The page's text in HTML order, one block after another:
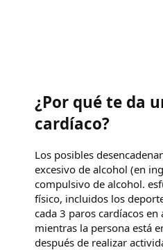
¿Por qué te da
cardíaco?
Los posibles
excesivo de alcohol (en
compulsivo de alcohol.
físico, incluidos los
cada 3 paros cardíacos
mientras la persona está
después de realizar